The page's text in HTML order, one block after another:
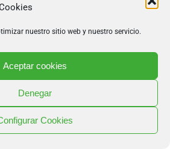
nuestro sitio web y nuestro servicio.
Aceptar cookies
Denegar
Cookies
·info@mendexapark.com
Abentura Park | Todos los